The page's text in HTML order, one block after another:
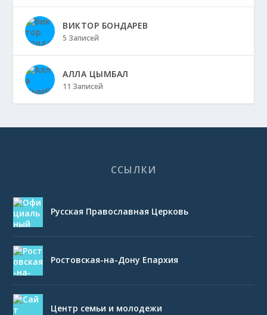
ВИКТОР БОНДАРЕВ
5 Записей
АЛЛА ЦЫМБАЛ
11 Записей
ССЫЛКИ
Русская Православная Церковь
Ростовская-на-Дону Епархия
Центр семьи и молодежи